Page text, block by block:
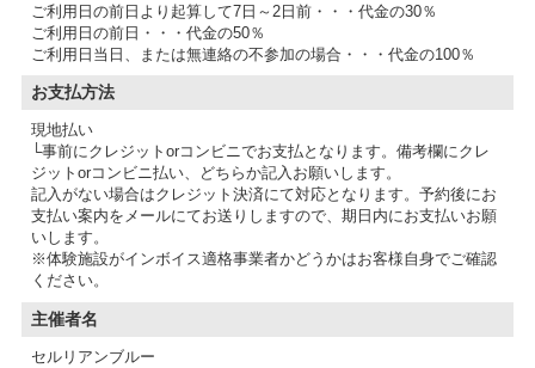
ご利用日の前日より起算して7日～2日前・・・代金の30％
ご利用日の前日・・・代金の50％
ご利用日当日、または無連絡の不参加の場合・・・代金の100％
お支払方法
現地払い
└事前にクレジットorコンビニでお支払となります。備考欄にクレ
ジットorコンビニ払い、どちらか記入お願いします。
記入がない場合はクレジット決済にて対応となります。予約後にお
支払い案内をメールにてお送りしますので、期日内にお支払いお願
いします。
※体験施設がインボイス適格事業者かどうかはお客様自身でご確認
主催者名
セルリアンブルー